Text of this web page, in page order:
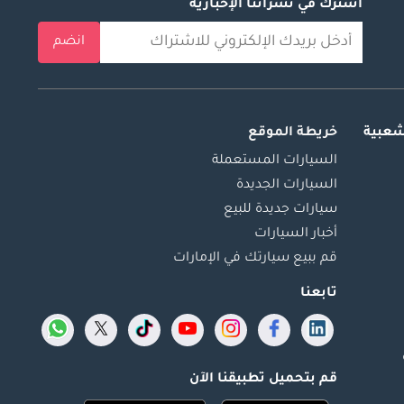
اشترك في نشراتنا الإخبارية
انضم
خريطة الموقع
السيارات المستعملة
السيارات الجديدة
سيارات جديدة للبيع
أخبار السيارات
قم ببيع سيارتك في الإمارات
تابعنا
قم بتحميل تطبيقنا الآن